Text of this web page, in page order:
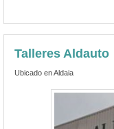
Talleres Aldauto
Ubicado en Aldaia